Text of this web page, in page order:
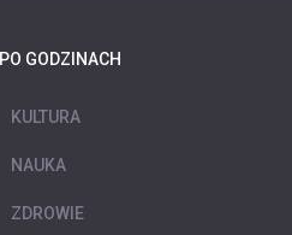
PO GODZINACH
KULTURA
NAUKA
ZDROWIE